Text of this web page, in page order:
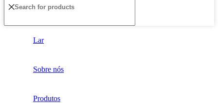
Lar
Sobre nós
Produtos